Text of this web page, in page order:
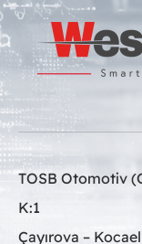
TOSB Otomotiv
K:1
Çayırova –